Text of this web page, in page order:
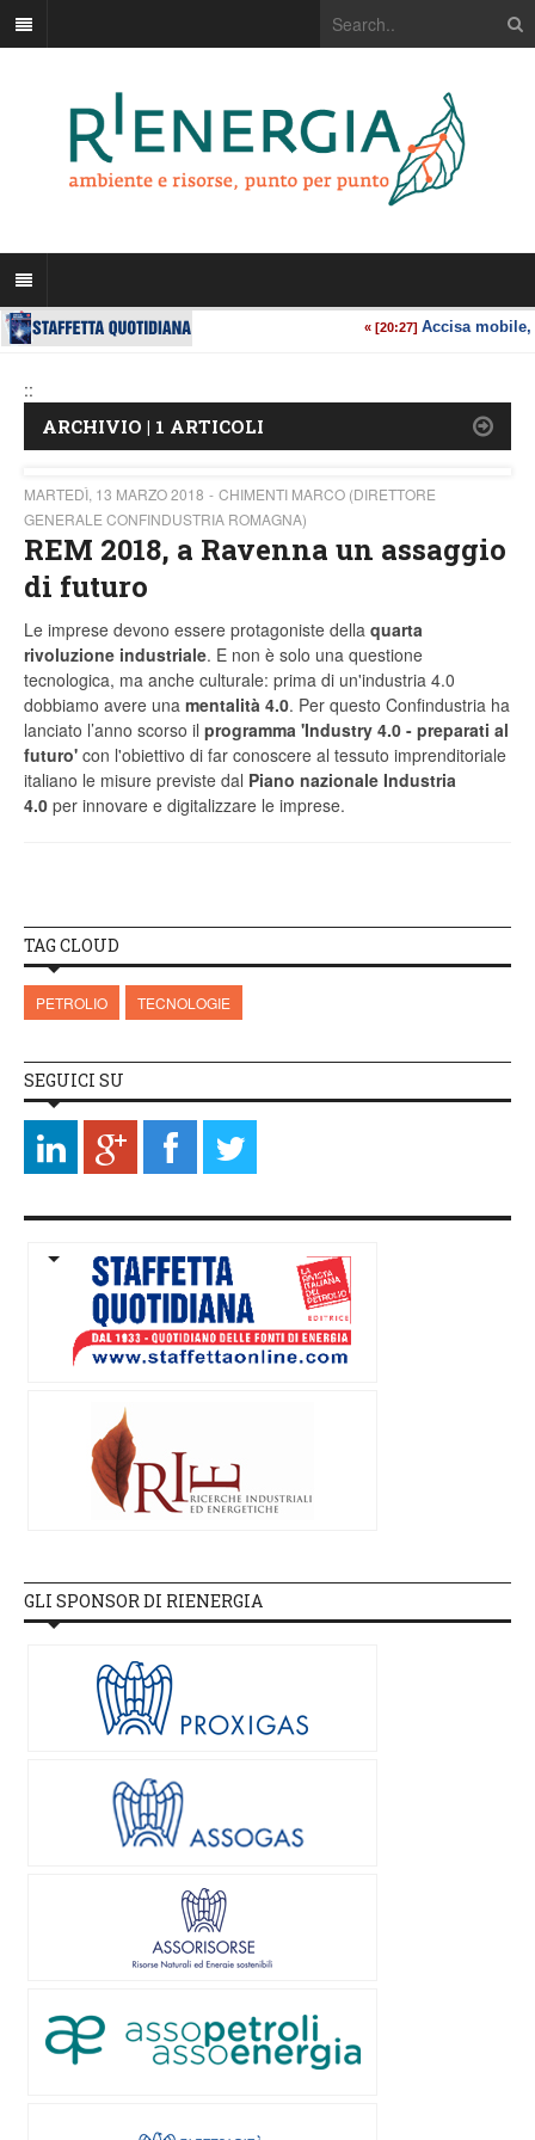
::
ARCHIVIO | 1 ARTICOLI
MARTEDÌ, 13 MARZO 2018
CHIMENTI MARCO (DIRETTORE
GENERALE CONFINDUSTRIA ROMAGNA)
REM 2018, a Ravenna un assaggio
di futuro
Le imprese devono essere protagoniste della quarta
rivoluzione industriale. E non è solo una questione
tecnologica, ma anche culturale: prima di un'industria 4.0
dobbiamo avere una mentalità 4.0. Per questo Confindustria ha
lanciato l’anno scorso il programma 'Industry 4.0 - preparati al
futuro' con l'obiettivo di far conoscere al tessuto imprenditoriale
italiano le misure previste dal Piano nazionale Industria
4.0 per innovare e digitalizzare le imprese.
TAG CLOUD
PETROLIO TECNOLOGIE
SEGUICI SU
GLI SPONSOR DI RIENERGIA